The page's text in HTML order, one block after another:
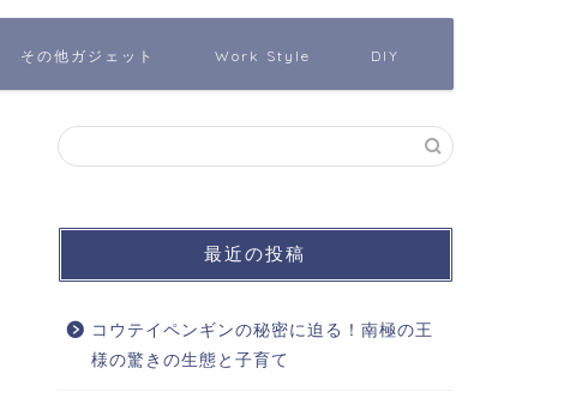
その他ガジェット Work Style DIY
最近の投稿
コウテイペンギンの秘密に迫る！南極の王
様の驚きの生態と子育て